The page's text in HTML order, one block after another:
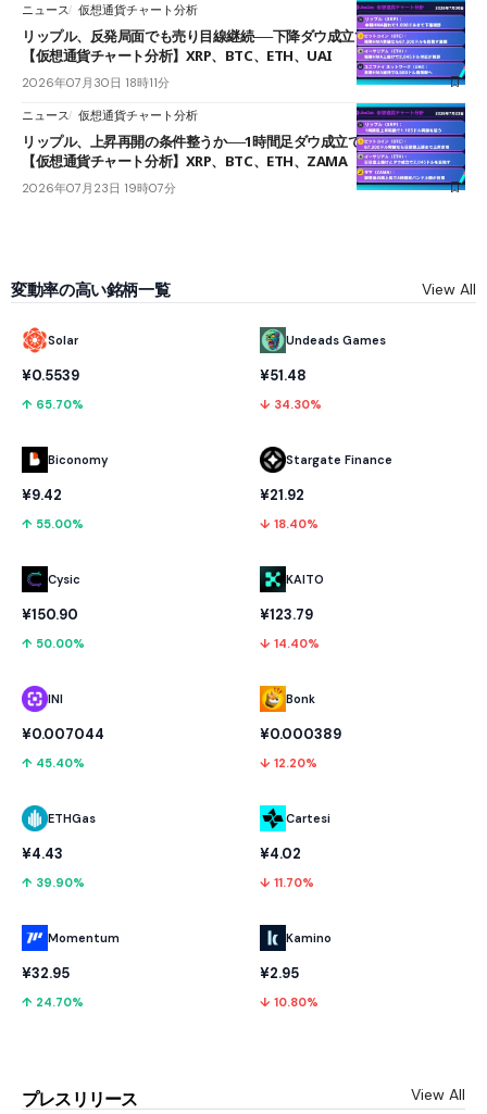
ニュース 仮想通貨チャート分析
リップル、反発局面でも売り目線継続──下降ダウ成立で下値追う展開
【仮想通貨チャート分析】XRP、BTC、ETH、UAI
2026年07月30日 18時11分
ニュース 仮想通貨チャート分析
リップル、上昇再開の条件整うか──1時間足ダウ成立で1.185ドルを狙う
【仮想通貨チャート分析】XRP、BTC、ETH、ZAMA
2026年07月23日 19時07分
変動率の高い銘柄一覧 View All
Solar
¥0.5539
↑ 65.70%
Biconomy
¥9.42
↑ 55.00%
Cysic
¥150.90
↑ 50.00%
INI
¥0.007044
↑ 45.40%
ETHGas
¥4.43
↑ 39.90%
Momentum
¥32.95
↑ 24.70%
Undeads Games
¥51.48
↓ 34.30%
Stargate Finance
¥21.92
↓ 18.40%
KAITO
¥123.79
↓ 14.40%
Bonk
¥0.000389
↓ 12.20%
Cartesi
¥4.02
↓ 11.70%
Kamino
¥2.95
↓ 10.80%
プレスリリース View All